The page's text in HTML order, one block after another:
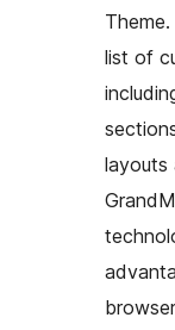
list of
layouts